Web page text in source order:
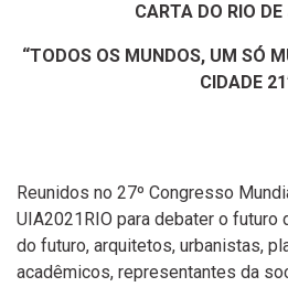
CARTA DO RIO DE
“TODOS OS MUNDOS, UM SÓ
CIDADE
Reunidos no 27º Congresso
UIA2021RIO para debater o futuro
do futuro, arquitetos, urbanistas,
acadêmicos, representantes da